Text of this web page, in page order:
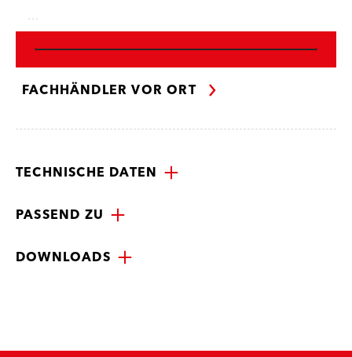
…
FACHHÄNDLER VOR ORT
TECHNISCHE DATEN
PASSEND ZU
DOWNLOADS